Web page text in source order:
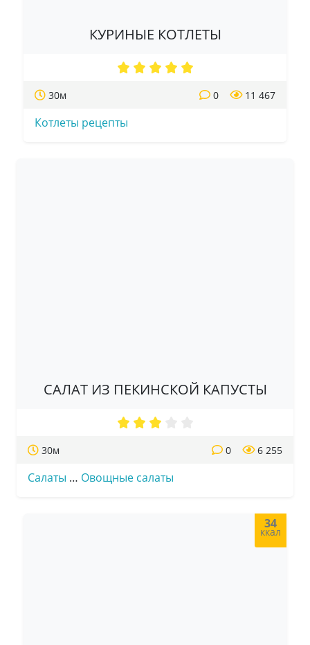
КУРИНЫЕ КОТЛЕТЫ
30м 11 467
0
Котлеты рецепты
САЛАТ ИЗ ПЕКИНСКОЙ КАПУСТЫ
30м 6 255
0
Салаты … Овощные салаты
34
ккал